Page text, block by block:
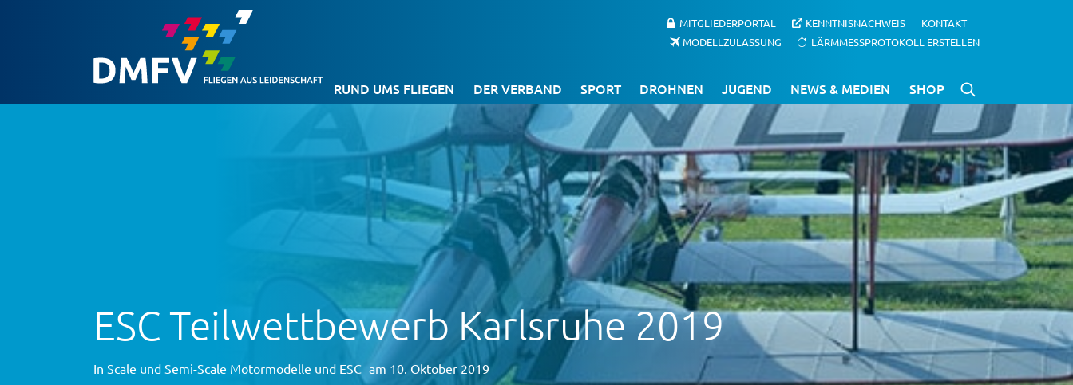
MITGLIEDERPORTAL KENNTNISNACHWEIS
KONTAKT
MODELLZULASSUNG
LÄRMMESSPROTOKOLL ERSTELLEN
RUND UMS FLIEGEN DER VERBAND SPORT DROHNEN JUGEND NEWS & MEDIEN SHOP
ESC Teilwettbewerb Karlsruhe 2019
In Scale und Semi-Scale Motormodelle und ESC am 10. Oktober 2019